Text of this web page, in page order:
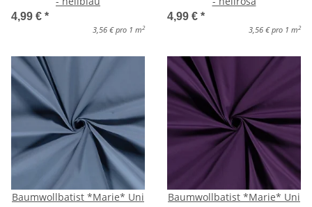
4,99 € *
3,56 € pro 1 m 2
4,99 € *
3,56 € pro 1 m 2
Baumwollbatist *Marie* Uni
Baumwollbatist *Marie* Uni